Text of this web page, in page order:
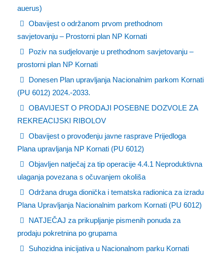
auerus)
Obavijest o održanom prvom prethodnom
savjetovanju – Prostorni plan NP Kornati
Poziv na sudjelovanje u prethodnom savjetovanju –
prostorni plan NP Kornati
Donesen Plan upravljanja Nacionalnim parkom Kornati
(PU 6012) 2024.-2033.
OBAVIJEST O PRODAJI POSEBNE DOZVOLE ZA
REKREACIJSKI RIBOLOV
Obavijest o provođenju javne rasprave Prijedloga
Plana upravljanja NP Kornati (PU 6012)
Objavljen natječaj za tip operacije 4.4.1 Neproduktivna
ulaganja povezana s očuvanjem okoliša
Održana druga dionička i tematska radionica za izradu
Plana Upravljanja Nacionalnim parkom Kornati (PU 6012)
NATJEČAJ za prikupljanje pismenih ponuda za
prodaju pokretnina po grupama
Suhozidna inicijativa u Nacionalnom parku Kornati